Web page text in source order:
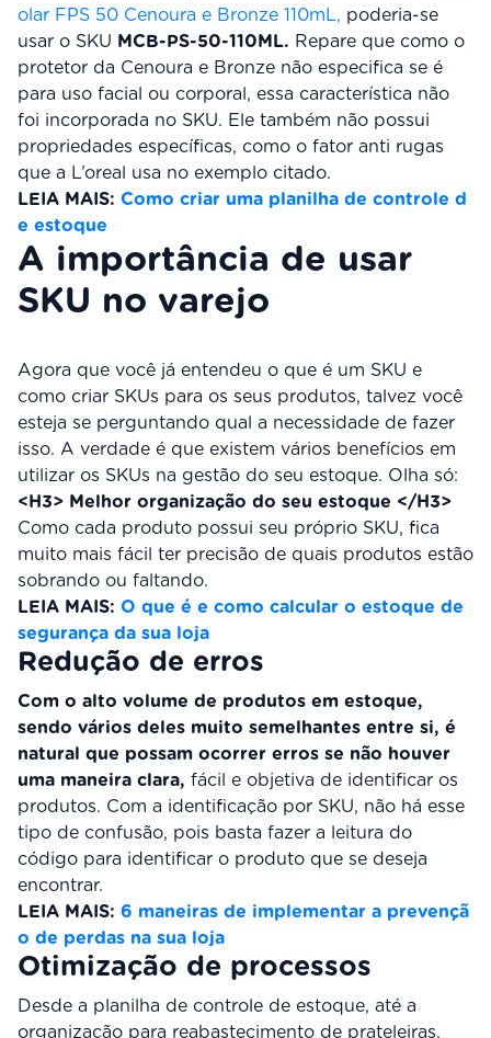
olar FPS 50 Cenoura e Bronze 110mL, poderia-se
usar o SKU MCB-PS-50-110ML. Repare que como o
protetor da Cenoura e Bronze não especifica se é
para uso facial ou corporal, essa característica não
foi incorporada no SKU. Ele também não possui
propriedades específicas, como o fator anti rugas
que a L’oreal usa no exemplo citado.
LEIA MAIS: Como criar uma planilha de controle d
e estoque
A importância de usar
SKU no varejo
Agora que você já entendeu o que é um SKU e
como criar SKUs para os seus produtos, talvez você
esteja se perguntando qual a necessidade de fazer
isso. A verdade é que existem vários benefícios em
utilizar os SKUs na gestão do seu estoque. Olha só:
<H3> Melhor organização do seu estoque </H3>
Como cada produto possui seu próprio SKU, fica
muito mais fácil ter precisão de quais produtos estão
sobrando ou faltando.
LEIA MAIS: O que é e como calcular o estoque de
segurança da sua loja
Redução de erros
Com o alto volume de produtos em estoque,
sendo vários deles muito semelhantes entre si, é
natural que possam ocorrer erros se não houver
uma maneira clara, fácil e objetiva de identificar os
produtos. Com a identificação por SKU, não há esse
tipo de confusão, pois basta fazer a leitura do
código para identificar o produto que se deseja
encontrar.
LEIA MAIS: 6 maneiras de implementar a prevençã
o de perdas na sua loja
Otimização de processos
Desde a planilha de controle de estoque, até a
organização para reabastecimento de prateleiras,